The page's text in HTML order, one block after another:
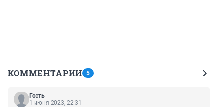
КОММЕНТАРИИ 5
Гость
1 июня 2023, 22:31